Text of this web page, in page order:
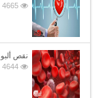
4665 مشاهدات
نقص
4644 مشاهدات